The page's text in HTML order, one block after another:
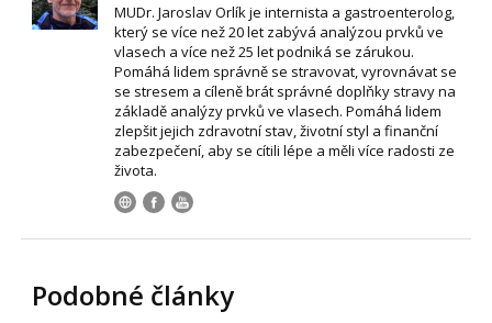
MUDr. Jaroslav Orlík je internista a gastroenterolog,
který se více než 20 let zabývá analýzou prvků ve
vlasech a více než 25 let podniká se zárukou.
Pomáhá lidem správně se stravovat, vyrovnávat se
se stresem a cíleně brát správné doplňky stravy na
základě analýzy prvků ve vlasech. Pomáhá lidem
zlepšit jejich zdravotní stav, životní styl a finanční
zabezpečení, aby se cítili lépe a měli více radosti ze
života.
Podobné články